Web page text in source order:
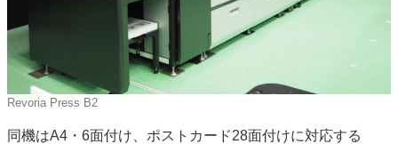
JFPI印刷用語集 印刷機材年鑑
会社案内
購読・購入申し込み
お問い合わせ
Revoria Press B2
同機はA4・6面付け、ポストカード28面付けに対応する